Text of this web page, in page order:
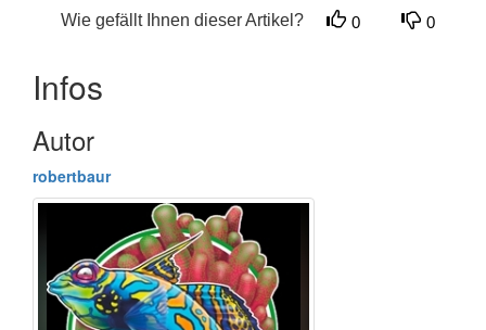
Wie gefällt Ihnen dieser Artikel? 0 0
Infos
Autor
robertbaur